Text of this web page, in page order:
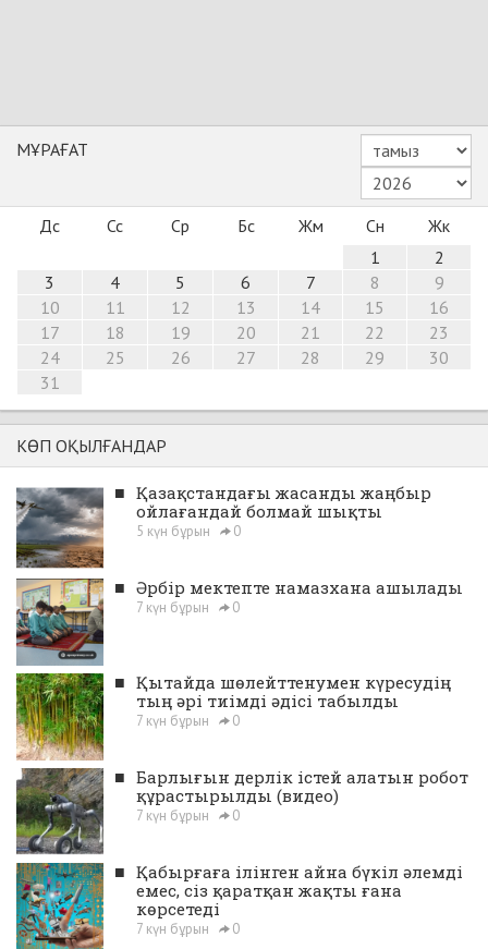
МҰРАҒАТ
Дс Сс Ср Бс Жм Сн
Жк
1
2
3
4 5 6 7 8
9
10
11 12 13 14 15
16
17
18 19 20 21 22
23
24
25 26 27 28 29
30
31
КӨП ОҚЫЛҒАНДАР
■ Қазақстандағы жасанды жаңбыр
ойлағандай болмай шықты
5 күн бұрын 0
■ Әрбір мектепте намазхана ашылады
7 күн бұрын 0
■ Қытайда шөлейттенумен күресудің
тың әрі тиімді әдісі табылды
7 күн бұрын 0
■ Барлығын дерлік істей алатын робот
құрастырылды (видео)
7 күн бұрын 0
■ Қабырғаға ілінген айна бүкіл әлемді
емес, сіз қаратқан жақты ғана
көрсетеді
7 күн бұрын 0